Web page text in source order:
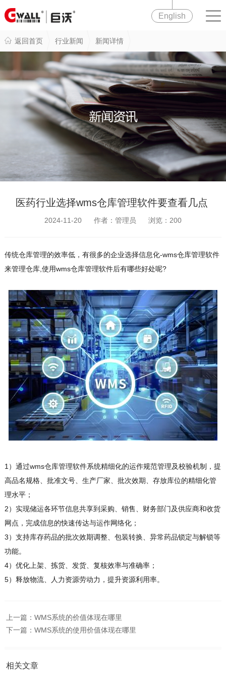
English
返回首页 行业新闻 新闻详情
医药行业选择wms仓库管理软件要查看几点
2024-11-20 作者：管理员 浏览： 200
传统仓库管理的效率低，有很多的企业选择信息化-wms仓库管理软件
来管理仓库,使用wms仓库管理软件后有哪些好处呢?
1）通过wms仓库管理软件系统精细化的运作规范管理及校验机制，提
高品名规格、批准文号、生产厂家、批次效期、存放库位的精细化管
理水平；
2）实现储运各环节信息共享到采购、销售、财务部门及供应商和收货
网点，完成信息的快速传达与运作网络化；
3）支持库存药品的批次效期调整、包装转换、异常药品锁定与解锁等
功能。
4）优化上架、拣货、发货、复核效率与准确率；
5）释放物流、人力资源劳动力，提升资源利用率。
上一篇： WMS系统的价值体现在哪里
下一篇： WMS系统的使用价值体现在哪里
相关文章